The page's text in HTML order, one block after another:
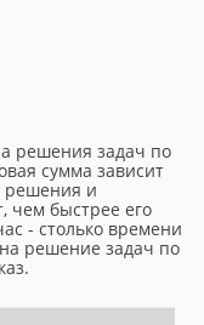
решения задач по
сумма зависит
решения и
чем быстрее его
- столько времени
решение задач по